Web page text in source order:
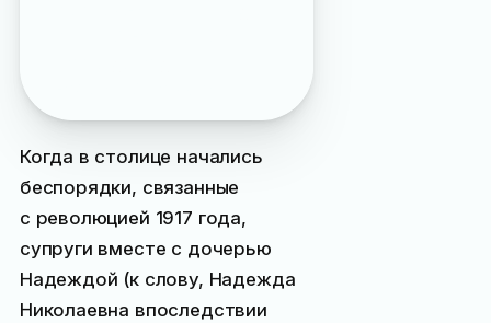
Когда в столице начались
беспорядки, связанные
с революцией 1917 года,
супруги вместе с дочерью
Надеждой (к слову, Надежда
Николаевна впоследствии